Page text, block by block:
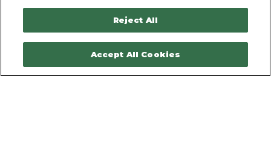
Contactez-nous
Reject All
Accept All Cookies